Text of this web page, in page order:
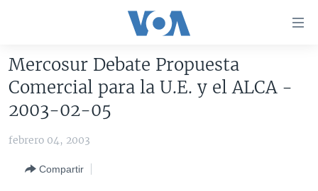
accesibilidad
contenido
Salte
AMÉRICA DEL NORTE
ELECCIONES EEUU 2024
VOA VERIFICA INMIGRACIÓN
ARGENTINA
CHINA EN AMÉRICA LATINA
Mercosur Debate Propuesta
Comercial para la U.E. y el ALCA -
2003-02-05
febrero 04, 2003
Compartir